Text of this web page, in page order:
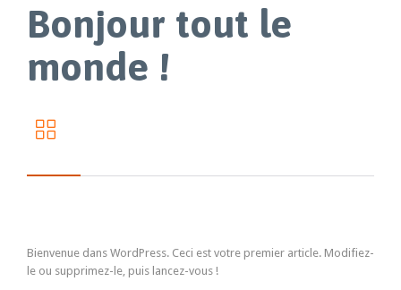
Bonjour tout le
monde !

Bienvenue dans WordPress. Ceci est votre premier article. Modifiez-
le ou supprimez-le, puis lancez-vous !